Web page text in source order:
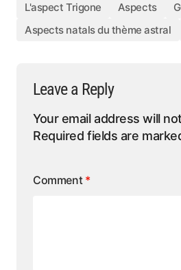
L'aspect Trigone Aspects
Aspects natals du thème astral
Leave a Reply
Your email address will
Required fields are
Comment *